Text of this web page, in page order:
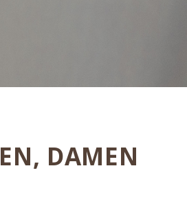
DAMEN